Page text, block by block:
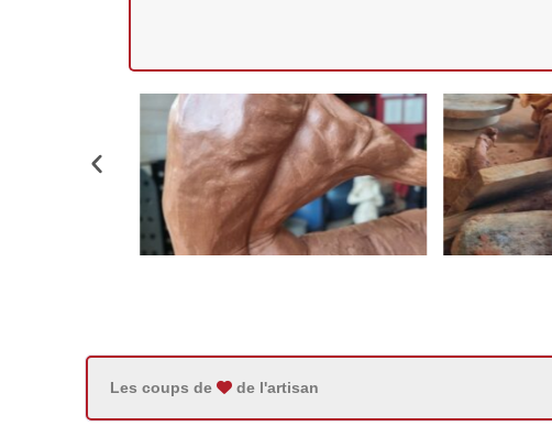
Les coups de de l'artisan